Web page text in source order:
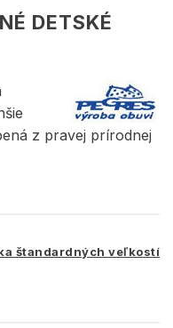
DETSKÉ
z pravej prírodnej
štandardných veľkostí